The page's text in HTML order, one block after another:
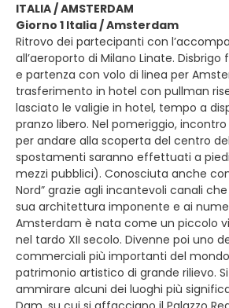
ITALIA / AMSTERDAM
Giorno 1 Italia / Amsterdam
Ritrovo dei partecipanti con
all’aeroporto di Milano Linate.
e partenza con volo di linea per
trasferimento in hotel con pullman
lasciato le valigie in hotel, tempo a
pranzo libero. Nel pomeriggio,
per andare alla scoperta del centro
spostamenti saranno effettuati a piedi
mezzi pubblici). Conosciuta anche
Nord” grazie agli incantevoli canali
sua architettura imponente e ai
Amsterdam è nata come un piccolo
nel tardo XII secolo. Divenne poi uno
commerciali più importanti del
patrimonio artistico di grande rilievo.
ammirare alcuni dei luoghi più